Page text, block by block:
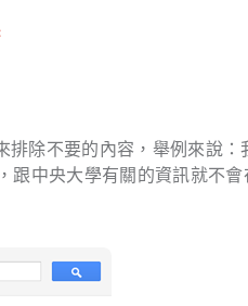
排除不要的內容，舉例來說：
，跟中央大學有關的資訊就不會